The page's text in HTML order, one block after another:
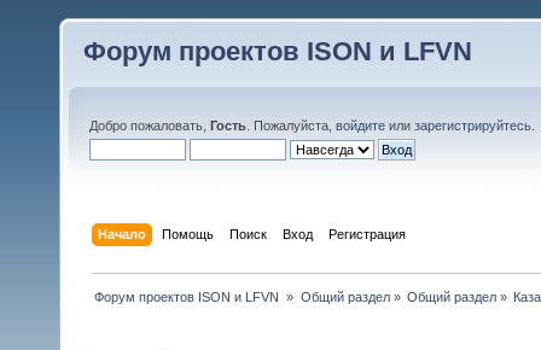
Форум проектов ISON и LFVN
Добро пожаловать, Гость . Пожалуйста, войдите или зарегистрируйтесь
Начало Помощь Поиск Вход Регистрация
Форум проектов ISON и LFVN » Общий раздел» Общий раздел»